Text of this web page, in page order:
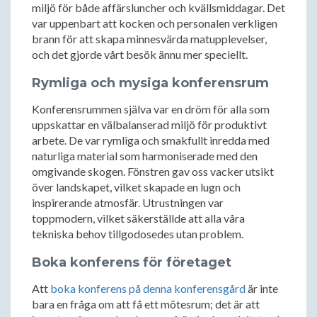
miljö för både affärsluncher och kvällsmiddagar. Det
var uppenbart att kocken och personalen verkligen
brann för att skapa minnesvärda matupplevelser,
och det gjorde vårt besök ännu mer speciellt.
Rymliga och mysiga konferensrum
Konferensrummen själva var en dröm för alla som
uppskattar en välbalanserad miljö för produktivt
arbete. De var rymliga och smakfullt inredda med
naturliga material som harmoniserade med den
omgivande skogen. Fönstren gav oss vacker utsikt
över landskapet, vilket skapade en lugn och
inspirerande atmosfär. Utrustningen var
toppmodern, vilket säkerställde att alla våra
tekniska behov tillgodosedes utan problem.
Boka konferens för företaget
Att boka konferens på denna konferensgårdär inte
bara en fråga om att få ett mötesrum; det är att